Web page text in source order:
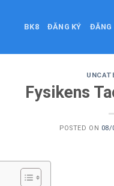
BK8 ĐĂNG KÝ ĐĂNG
Fysikens
POSTED ON 08/